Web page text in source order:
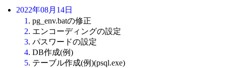
2022年08月14日
1 . pg_env.batの修正
2. エンコーディングの設定
3. パスワードの設定
4. DB作成(例)
5. テーブル作成(例)(psql.exe)